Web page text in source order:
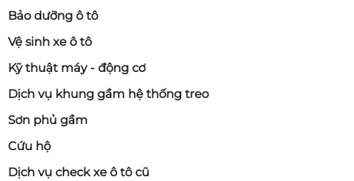
Bảo dưỡng ô tô
Vệ sinh xe ô tô
Kỹ thuật máy - động cơ
Dịch vụ khung gầm hệ thống treo
Sơn phủ gầm
Cứu hộ
Dịch vụ check xe ô tô cũ